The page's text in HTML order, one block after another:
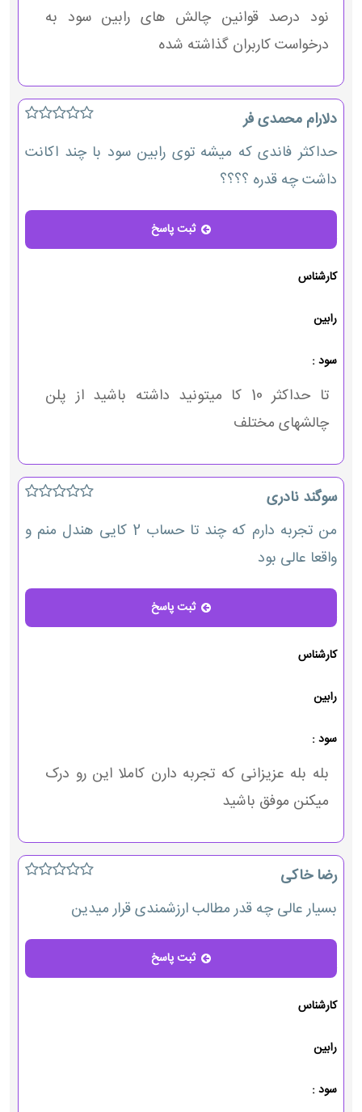
نود درصد قوانین چالش های رابین سود به
درخواست کاربران گذاشته شده
دلارام محمدی فر
حداکثر فاندی که میشه توی رابین سود با چند اکانت
داشت چه قدره ؟؟؟؟
ثبت پاسخ
کارشناس
رابین
سود :
تا حداکثر 10 کا میتونید داشته باشید از پلن
چالشهای مختلف
سوگند نادری
من تجربه دارم که چند تا حساب 2 کایی هندل منم و
واقعا عالی بود
ثبت پاسخ
کارشناس
رابین
سود :
بله بله عزیزانی که تجربه دارن کاملا این رو درک
میکنن موفق باشید
رضا خاکی
بسیار عالی چه قدر مطالب ارزشمندی قرار میدین
ثبت پاسخ
کارشناس
رابین
سود :